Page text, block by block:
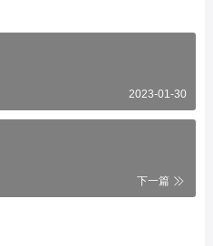
2023-01-30
下一篇